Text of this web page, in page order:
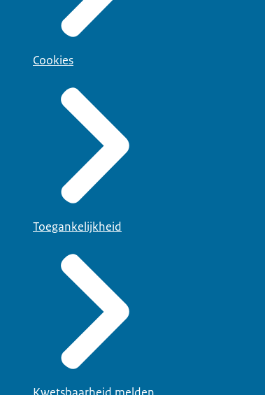
Cookies
Toegankelijkheid